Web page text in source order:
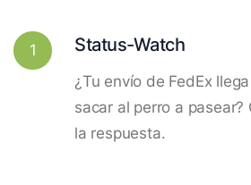
1 Status-Watch
¿Tu envío de FedEx
sacar al perro a pasear?
la respuesta.